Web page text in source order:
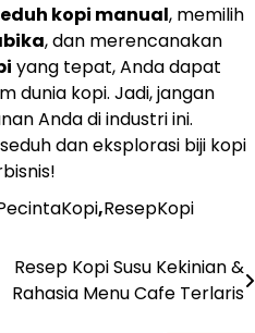
kopi manual, memilih
, dan merencanakan
yang tepat, Anda dapat
dunia kopi. Jadi, jangan
Anda di industri ini.
dan eksplorasi biji kopi
,ResepKopi
Resep Kopi Susu Kekinian &
Rahasia Menu Cafe Terlaris